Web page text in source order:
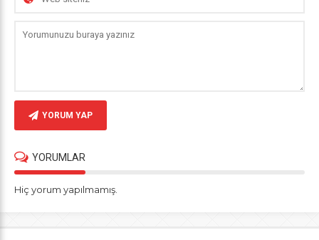
YORUM YAP
YORUMLAR
Hiç yorum yapılmamış.